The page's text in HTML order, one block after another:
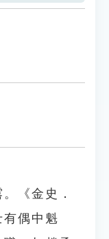
《金史．
偶中魁